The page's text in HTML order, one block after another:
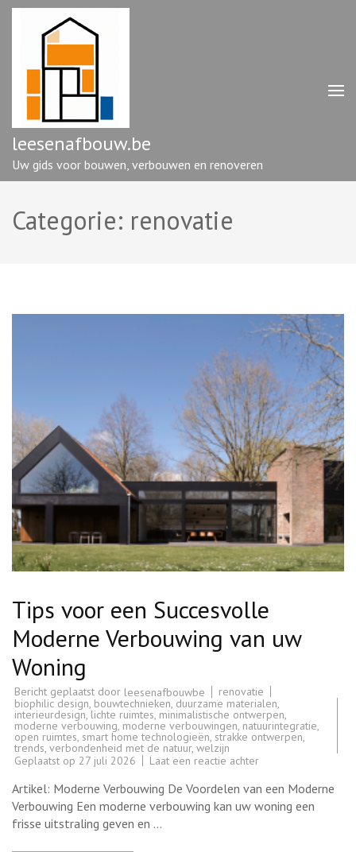
Ga
enter)
leesenafbouw.be
Uw gids voor bouwen, verbouwen en renoveren
Categorie: renovatie
Tips voor een Succesvolle
Moderne Verbouwing van uw
Woning
Bericht geplaatst door leesenafbouwbe
renovatie
biophilic design, bouwtechnieken, duurzame materialen,
interieurdesign, lichte ruimtes, minimalistische ontwerpen,
moderne verbouwing, moderne verbouwingen, natuurintegratie,
open ruimtes, smart home technologieën, strakke ontwerpen,
trends, verbondenheid met de natuur, welzijn
Geplaatst op 27 juli 2026 Laat een reactie achterop
een
Succesvolle
Moderne
Artikel: Moderne Verbouwing De Voordelen van een Moderne
Verbouwing Een moderne verbouwing kan uw woning een
frisse uitstraling geven en …